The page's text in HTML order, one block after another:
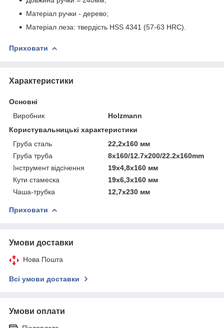
Матеріал ручки - дерево;
Матеріал леза: твердість HSS 4341 (57-63 HRC).
Приховати
Характеристики
Основні
Виробник
Holzmann
Користувальницькі характеристики
Груба сталь
22,2x160 мм
Груба труба
8x160/12.7x200/22.2x160mm
Інструмент відсічення
19x4,8x160 мм
Кути стамеска
19x6,3x160 мм
Чаша-трубка
12,7x230 мм
Приховати
Умови доставки
Нова Пошта
Всі умови доставки
Умови оплати